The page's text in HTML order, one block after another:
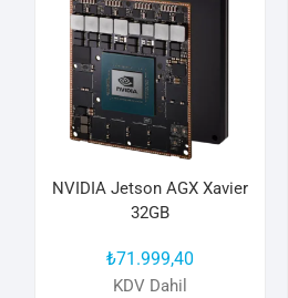
NVIDIA Jetson AGX Xavier
32GB
₺71.999,40
KDV Dahil